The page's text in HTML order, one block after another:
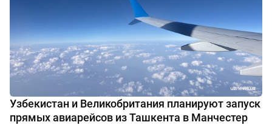
Узбекистан и Великобритания планируют запуск
прямых авиарейсов из Ташкента в Манчестер